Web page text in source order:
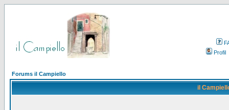
Profil
Forums il Campiello
il